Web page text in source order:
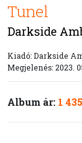
Tunel
Darkside
Kiadó: Darkside
Megjelenés: 2023.
Album ár: 1